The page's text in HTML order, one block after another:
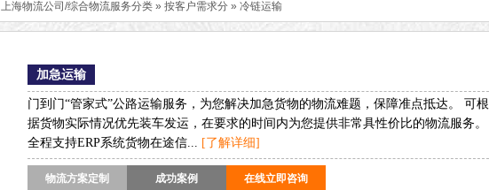
上海物流公司/综合物流服务分类 » 按客户需求分 » 冷链运输
加急运输
门到门“管家式”公路运输服务，为您解决加急货物的物流难题，保障准点抵达。 可根
据货物实际情况优先装车发运，在要求的时间内为您提供非常具性价比的物流服务。
全程支持ERP系统货物在途信... [了解详细]
物流方案定制 成功案例 在线立即咨询